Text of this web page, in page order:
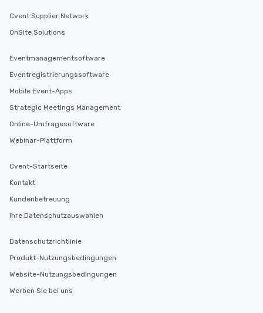
Cvent Supplier Network
OnSite Solutions
Eventmanagementsoftware
Eventregistrierungssoftware
Mobile Event-Apps
Strategic Meetings Management
Online-Umfragesoftware
Webinar-Plattform
Cvent-Startseite
Kontakt
Kundenbetreuung
Ihre Datenschutzauswahlen
Datenschutzrichtlinie
Produkt-Nutzungsbedingungen
Website-Nutzungsbedingungen
Werben Sie bei uns